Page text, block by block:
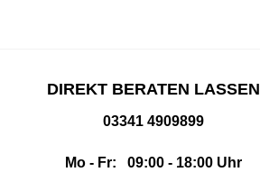
DIREKT BERATEN LASSEN
03341 4909899
Mo - Fr: 09:00 - 18:00 Uhr